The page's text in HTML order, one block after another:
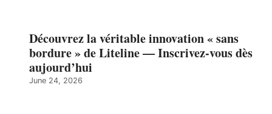
Découvrez la véritable innovation « sans
bordure » de Liteline — Inscrivez-vous dès
aujourd’hui
June 24, 2026